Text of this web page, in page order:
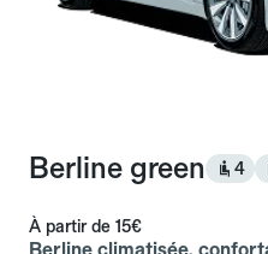
Berline green 4
À partir de 15€